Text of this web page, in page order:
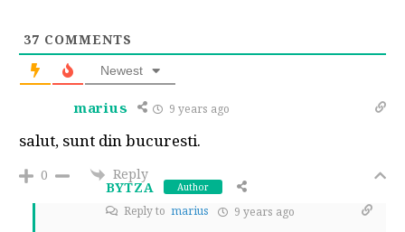
37 COMMENTS
Newest
marius 9 years ago
salut, sunt din bucuresti.
0 Reply
BYTZA Author
Reply to marius 9 years ago